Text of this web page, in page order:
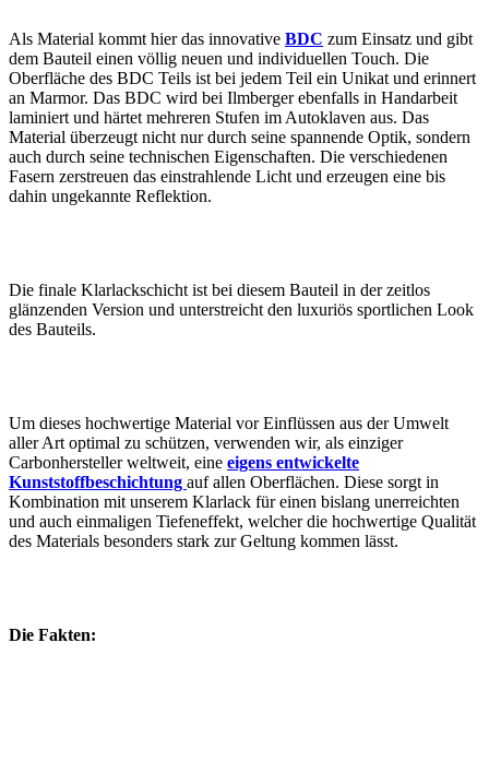
Als Material kommt hier das innovative BDC zum Einsatz und gibt
dem Bauteil einen völlig neuen und individuellen Touch. Die
Oberfläche des BDC Teils ist bei jedem Teil ein Unikat und erinnert
an Marmor. Das BDC wird bei Ilmberger ebenfalls in Handarbeit
laminiert und härtet mehreren Stufen im Autoklaven aus. Das
Material überzeugt nicht nur durch seine spannende Optik, sondern
auch durch seine technischen Eigenschaften. Die verschiedenen
Fasern zerstreuen das einstrahlende Licht und erzeugen eine bis
dahin ungekannte Reflektion.
Die finale Klarlackschicht ist bei diesem Bauteil in der zeitlos
glänzenden Version und unterstreicht den luxuriös sportlichen Look
des Bauteils.
Um dieses hochwertige Material vor Einflüssen aus der Umwelt
aller Art optimal zu schützen, verwenden wir, als einziger
Carbonhersteller weltweit, eine eigens entwickelte
Kunststoffbeschichtung auf allen Oberflächen. Diese sorgt in
Kombination mit unserem Klarlack für einen bislang unerreichten
und auch einmaligen Tiefeneffekt, welcher die hochwertige Qualität
des Materials besonders stark zur Geltung kommen lässt.
Die Fakten: